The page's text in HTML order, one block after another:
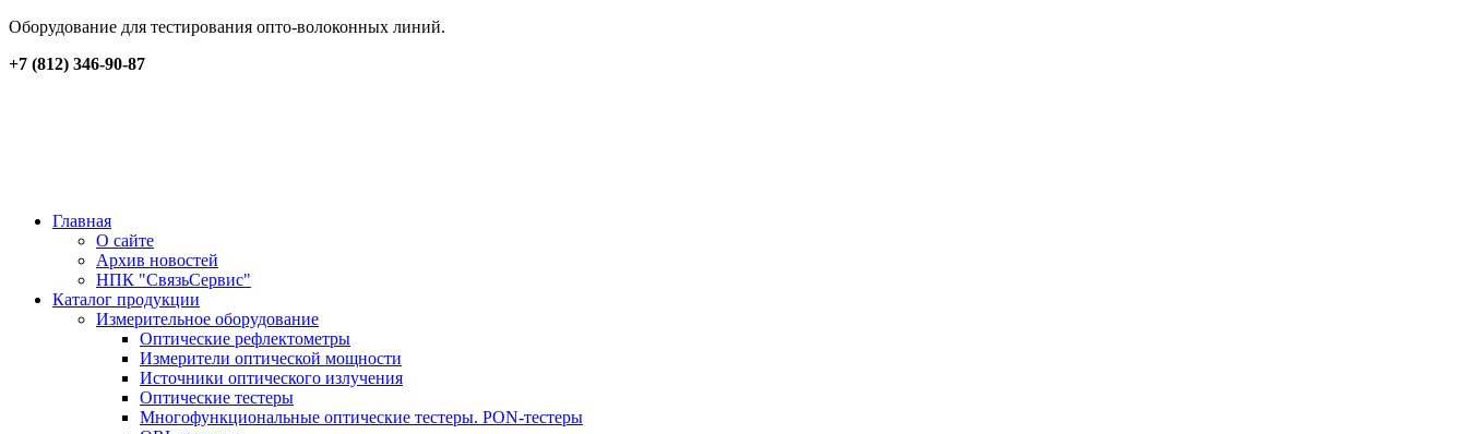
Оборудование для тестирования опто-волоконных линий.
+7 (812) 346-90-87
Главная
О сайте
Архив новостей
НПК "СвязьСервис"
Каталог продукции
Измерительное оборудование
Оптические рефлектометры
Измерители оптической мощности
Источники оптического излучения
Оптические тестеры
Многофункциональные оптические тестеры. PON-тестеры